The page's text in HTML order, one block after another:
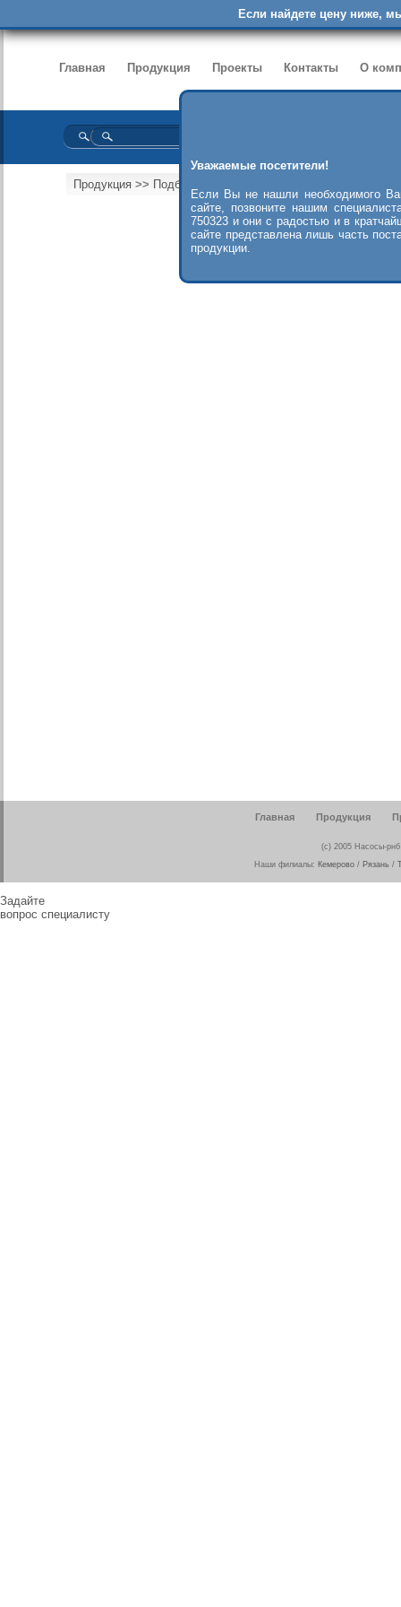
Уважаемые посетители!
Если Вы не нашли необходимого
сайте, позвоните нашим
750323 и они с радостью и в
сайте представлена лишь часть
продукции.
Если найдете цену ниже,
Главная Продукция Проекты Контакты О
Продукция >> Подбор насосов
Главная Продукция
(c) 2005 Насосы-
Наши филиалы: Кемерово/ Рязань/
Задайте
вопрос специалисту